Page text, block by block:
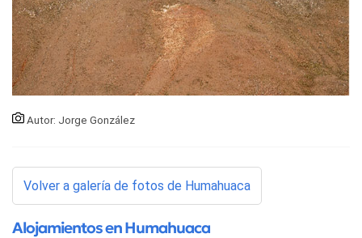
Autor: Jorge González
Volver a galería de fotos de Humahuaca
Alojamientos en Humahuaca